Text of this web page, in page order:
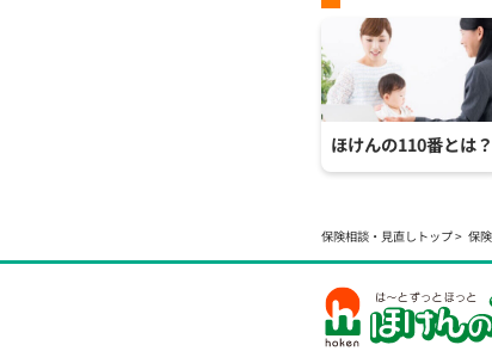
ほけんの110番とは？
保険相談・見直しトップ 保